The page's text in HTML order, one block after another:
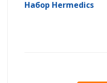
Набор Hermedics